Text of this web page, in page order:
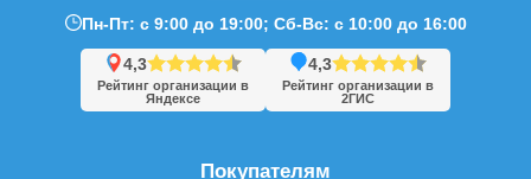
Покупателям
Пн-Пт: с 9:00 до 19:00; Сб-Вс: с 10:00 до 16:00
4,3
Рейтинг организации в
Яндексе
4,3
Рейтинг организации в
2ГИС